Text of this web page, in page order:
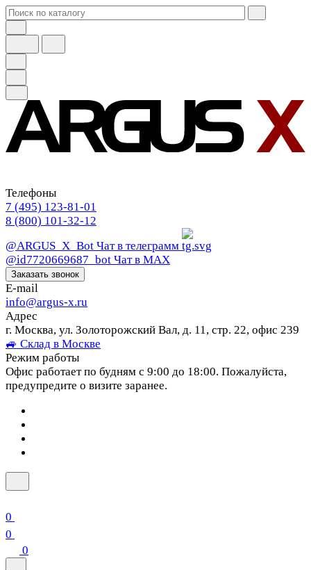
Телефоны
7 (495) 123-81-01
8 (800) 101-32-12
@ARGUS_X_Bot Чат в телеграмм
@id7720669687_bot Чат в МАХ
Заказать звонок
E-mail
info@argus-x.ru
Адрес
г. Москва, ул. Золоторожский Вал, д. 11, стр. 22, офис 239
🚙 Склад в Москве
Режим работы
Офис работает по будням с 9:00 до 18:00. Пожалуйста,
предупредите о визите заранее.
0
0
0